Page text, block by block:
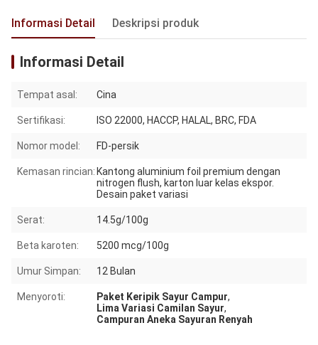
Informasi Detail Deskripsi produk
Informasi Detail
Tempat asal: Cina
Sertifikasi: ISO 22000, HACCP, HALAL, BRC, FDA
Nomor model: FD-persik
Kemasan rincian: Kantong aluminium foil premium dengan
nitrogen flush, karton luar kelas ekspor.
Desain paket variasi
Serat: 14.5g/100g
Beta karoten: 5200 mcg/100g
Umur Simpan: 12 Bulan
Menyoroti: Paket Keripik Sayur Campur,
Lima Variasi Camilan Sayur,
Campuran Aneka Sayuran Renyah